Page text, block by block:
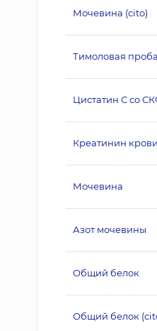
Мочевина (cito)
Тимоловая проба
Цистатин С со
Креатинин крови
Мочевина
Азот мочевины
Общий белок
Общий белок